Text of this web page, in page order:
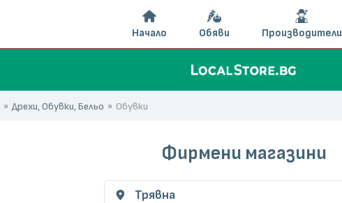
Дрехи, Обувки, Бельо Обувки
Фирмени магазини
Трявна
Начало Обяви Производители